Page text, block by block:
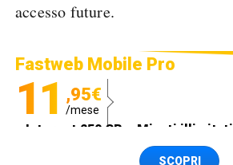
accesso future.
Fastweb Mobile Pro
11 ,95€
/mese
Internet 250 GB e Minuti illimitati
Spedizione SIM GRATISSCOPRI